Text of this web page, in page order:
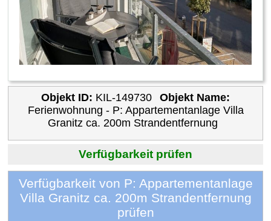
Objekt ID: KIL-149730
Objekt Name:
Ferienwohnung - P: Appartementanlage Villa
Granitz ca. 200m Strandentfernung
Verfügbarkeit prüfen
Verfügbarkeit von P: Appartementanlage
Villa Granitz ca. 200m Strandentfernung
prüfen